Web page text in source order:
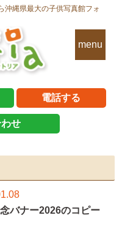
沖縄県最大の子供写真館フォ
menu
電話する
せ
バナー2026のコピー